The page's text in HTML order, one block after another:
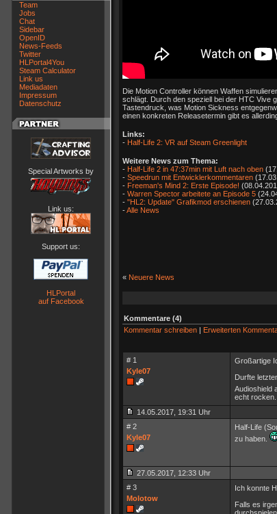
Team
Jobs
Chat
Sidebar
OpenID
News-Feeds
Twitter
HLPortal4You
Steam Calculator
Link us
Mediadaten
Impressum
Datenschutz
Special Artworks by
Link us:
Support us:
HLPortal
auf Facebook
Die Motion Controller können Waffen
schlägt. Durch den speziell bei der HTC Vive
Tastendruck, was Motion Sickness
einen konkreten Releasetermin gibt es
Links:
- Half-Life 2: VR auf Steam Greenlight
Weitere News zum Thema:
- Half-Life 2 in 47:37min mit Luft nach oben
- Speedrun mit Entwicklerkommentaren
- Freeman's Mind 2: Erste Episode!
- Warren Spector arbeitete an Episode 5
- "HL2: Update" Grafikmod erschienen
-Alle News
« Neuere News
Kommentare (4)
Kommentar schreiben| Erweiterten
# 1
Kyle07
Großartige
Durfte
Audioshield
echt rocken.
14.05.2017, 19:31 Uhr
# 2
Kyle07
Half-Life
zu haben.
27.05.2017, 12:33 Uhr
# 3
Molotow
Ich konnte
Falls es